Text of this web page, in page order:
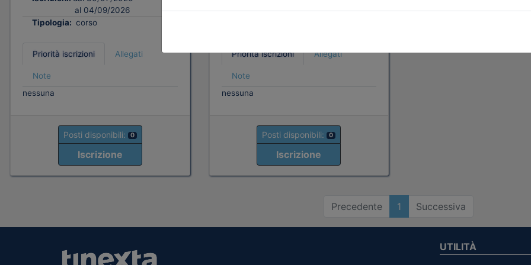
al 04/09/2026
Tipologia: corso
Priorità iscrizioni Allegati
Note
nessuna
Posti disponibili: 0
Iscrizione
al 12/10/2026
Priorità iscrizioni Allegati
Note
nessuna
Posti disponibili: 0
Iscrizione
Precedente 1 Successiva
UTILITÀ